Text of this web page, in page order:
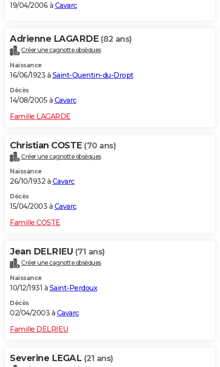
19/04/2006 à Cavarc
Adrienne LAGARDE (82 ans)
Créer une cagnotte obsèques
Naissance
16/06/1923 à Saint-Quentin-du-Dropt
Décès
14/08/2005 à Cavarc
Famille LAGARDE
Christian COSTE (70 ans)
Créer une cagnotte obsèques
Naissance
26/10/1932 à Cavarc
Décès
15/04/2003 à Cavarc
Famille COSTE
Jean DELRIEU (71 ans)
Créer une cagnotte obsèques
Naissance
10/12/1931 à Saint-Perdoux
Décès
02/04/2003 à Cavarc
Famille DELRIEU
Severine LEGAL (21 ans)